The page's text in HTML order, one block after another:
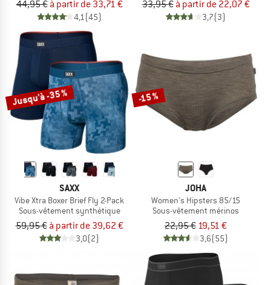
44,95 € à partir de 33,71 €
4,1(45)
33,95 € à partir de 22,07 €
3,7(3)
Jusqu'à -35 %
SAXX
Vibe Xtra Boxer Brief Fly 2-Pack
Sous-vêtement synthétique
59,95 € à partir de 39,62 €
3,0(2)
-15 %
JOHA
Women's Hipsters 85/15
Sous-vêtement mérinos
22,95 € 19,51 €
3,6(55)